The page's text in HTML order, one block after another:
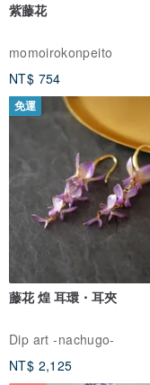
紫藤花
momoirokonpeito
NT$ 754
免運
藤花 煌 耳環・耳夾
Dip art -nachugo-
NT$ 2,125